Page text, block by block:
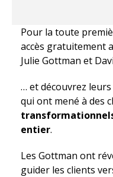
Pour la toute
accès gratuitement
Julie Gottman et
… et découvrez
qui ont mené à des
entier.
Les Gottman ont
guider les clients